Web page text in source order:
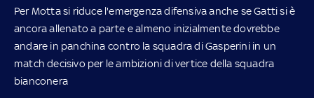
Per Motta si riduce l'emergenza difensiva anche se Gatti si è
ancora allenato a parte e almeno inizialmente dovrebbe
andare in panchina contro la squadra di Gasperini in un
match decisivo per le ambizioni di vertice della squadra
bianconera